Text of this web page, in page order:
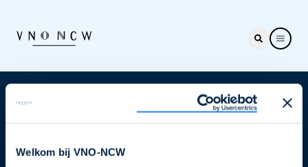
Welkom bij VNO-NCW
Nieuwsbrief
je nu in voor de VNO-NCW nieuwsbrief.